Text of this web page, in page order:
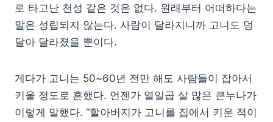
로 타고난 천성 같은 것은 없다. 원래부터 어떠하다는
말은 성립되지 않는다. 사람이 달라지니까 고니도 덩
달아 달라졌을 뿐이다.
게다가 고니는 50~60년 전만 해도 사람들이 잡아서
키울 정도로 흔했다. 언젠가 열일곱 살 많은 큰누나가
이렇게 말했다. “할아버지가 고니를 집에서 키운 적이